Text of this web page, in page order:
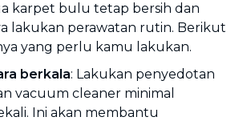
karpet bulu tetap bersih dan
lakukan perawatan rutin. Berikut
yang perlu kamu lakukan.
berkala: Lakukan penyedotan
vacuum cleaner minimal
Ini akan membantu